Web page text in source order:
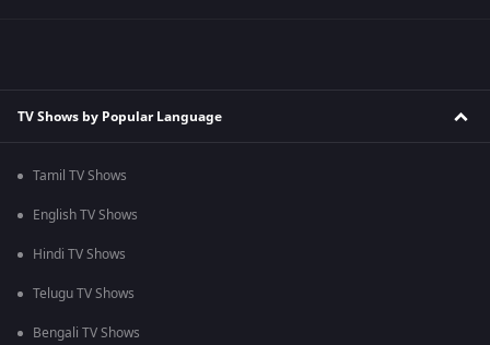
TV Shows by Popular Language
Tamil TV Shows
English TV Shows
Hindi TV Shows
Telugu TV Shows
Bengali TV Shows